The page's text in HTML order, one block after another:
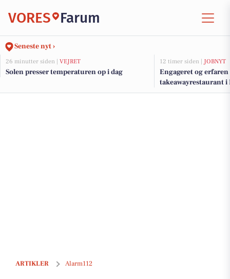
VORES Farum
Seneste nyt ›
26 minutter siden | VEJRET
Solen presser temperaturen op i dag
12 timer siden | JOBNYT
Engageret og
takeawayrestaurant i
ARTIKLER Alarm112
Frederiksborg Brand og Redning: Brand i bygning